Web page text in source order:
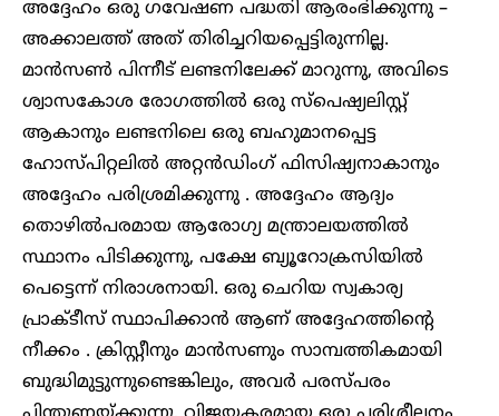
അദ്ദേഹം ഒരു ഗവേഷണ പദ്ധതി ആരംഭിക്കുന്നു –
അക്കാലത്ത് അത് തിരിച്ചറിയപ്പെട്ടിരുന്നില്ല.
മാൻസൺ പിന്നീട് ലണ്ടനിലേക്ക് മാറുന്നു, അവിടെ
ശ്വാസകോശ രോഗത്തിൽ ഒരു സ്പെഷ്യലിസ്റ്റ്
ആകാനും ലണ്ടനിലെ ഒരു ബഹുമാനപ്പെട്ട
ഹോസ്പിറ്റലിൽ അറ്റൻഡിംഗ് ഫിസിഷ്യനാകാനും
അദ്ദേഹം പരിശ്രമിക്കുന്നു . അദ്ദേഹം ആദ്യം
തൊഴിൽപരമായ ആരോഗ്യ മന്ത്രാലയത്തിൽ
സ്ഥാനം പിടിക്കുന്നു, പക്ഷേ ബ്യൂറോക്രസിയിൽ
പെട്ടെന്ന് നിരാശനായി. ഒരു ചെറിയ സ്വകാര്യ
പ്രാക്ടീസ് സ്ഥാപിക്കാൻ ആണ് അദ്ദേഹത്തിന്റെ
നീക്കം . ക്രിസ്റ്റീനും മാൻസണും സാമ്പത്തികമായി
ബുദ്ധിമുട്ടുന്നുണ്ടെങ്കിലും, അവർ പരസ്പരം